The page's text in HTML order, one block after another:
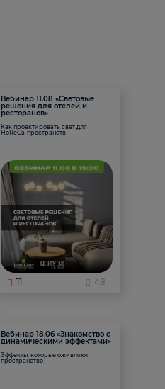
Вебинар 11.08 «Световые
решения для отелей и
ресторанов»
Как проектировать свет для
HoReCa-пространств
11 48
Вебинар 18.06 «Знакомство с
динамическими эффектами»
Эффекты, которые оживляют
пространство